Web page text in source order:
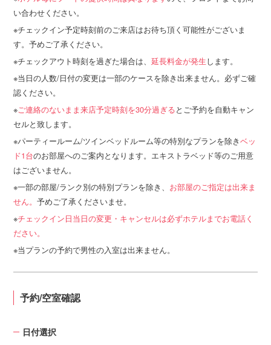
い合わせください。
チェックイン予定時刻前のご来店はお待ち頂く可能性がございま
す。予めご了承ください。
チェックアウト時刻を過ぎた場合は、延長料金が発生します。
当日の人数/日付の変更は一部のケースを除き出来ません。必ずご確
認ください。
ご連絡のないまま来店予定時刻を30分過ぎるとご予約を自動キャン
セルと致します。
パーティールーム/ツインベッドルーム等の特別なプランを除きベッ
ド1台のお部屋へのご案内となります。エキストラベッド等のご用意
はございません。
一部の部屋/ランク別の特別プランを除き、 お部屋のご指定は出来ま
せん。予めご了承くださいませ。
チェックイン日当日の変更・キャンセルは必ずホテルまでお電話く
ださい。
当プランの予約で男性の入室は出来ません。
予約/空室確認
日付選択